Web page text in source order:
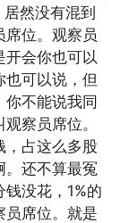
然没有混到
席位。观察员
开会你也可以
也可以说，但
你不能说我同
察员席位。
，占这么多股
。还不算最冤
没花，1%的
员席位。就是